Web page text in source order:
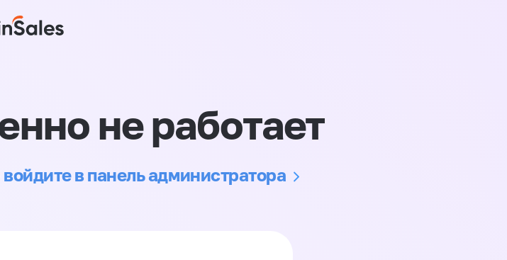
не работает
войдите в панель администратора